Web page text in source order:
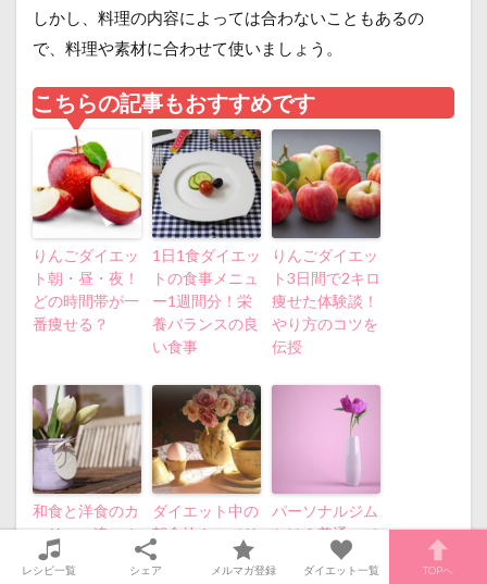
しかし、料理の内容によっては合わないこともあるの
で、料理や素材に合わせて使いましょう。
こちらの記事もおすすめです
りんごダイエッ
ト朝・昼・夜！
どの時間帯が一
番痩せる？
1日1食ダイエッ
トの食事メニュ
ー1週間分！栄
養バランスの良
い食事
りんごダイエッ
ト3日間で2キロ
痩せた体験談！
やり方のコツを
伝授
和食と洋食のカ
ロリーの違い！
ダイエットでの
メリット・デメ
ダイエット中の
朝食抜きのメリ
ット・デメリッ
ト！朝ごはん食
パーソナルジム
とは？普通のジ
ムとのダイエッ
ト効果の違いを
レシピ一覧 シェア メルマガ登録 ダイエット一覧 TOPへ